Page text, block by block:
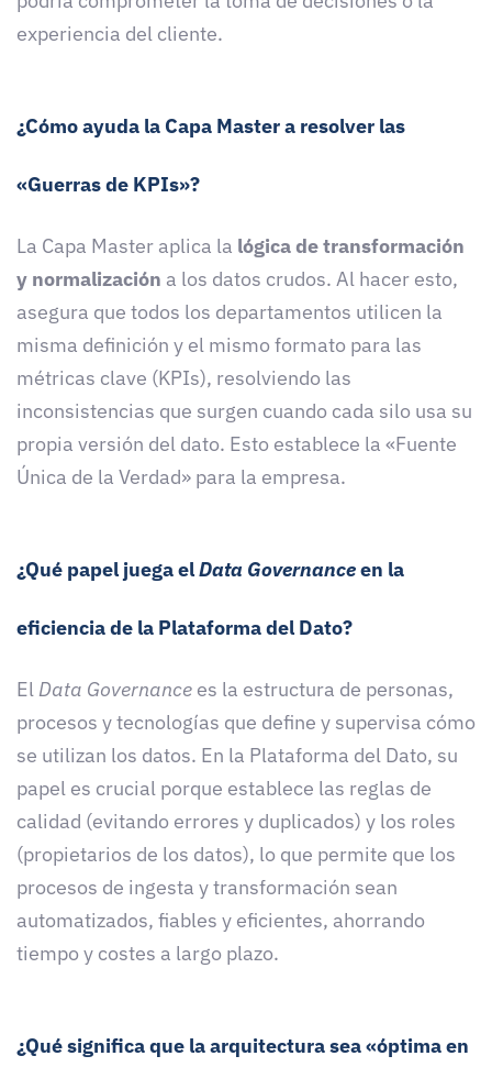
experiencia del cliente.
¿Cómo ayuda la Capa Master a resolver las
«Guerras de KPIs»?
La Capa Master aplica la lógica de transformación
y normalización a los datos crudos. Al hacer esto,
asegura que todos los departamentos utilicen la
misma definición y el mismo formato para las
métricas clave (KPIs), resolviendo las
inconsistencias que surgen cuando cada silo usa su
propia versión del dato. Esto establece la «Fuente
Única de la Verdad» para la empresa.
¿Qué papel juega elData Governanceen la
eficiencia de la Plataforma del Dato?
ElData Governance es la estructura de personas,
procesos y tecnologías que define y supervisa cómo
se utilizan los datos. En la Plataforma del Dato, su
papel es crucial porque establece las reglas de
calidad (evitando errores y duplicados) y los roles
(propietarios de los datos), lo que permite que los
procesos de ingesta y transformación sean
automatizados, fiables y eficientes, ahorrando
tiempo y costes a largo plazo.
¿Qué significa que la arquitectura sea «óptima en